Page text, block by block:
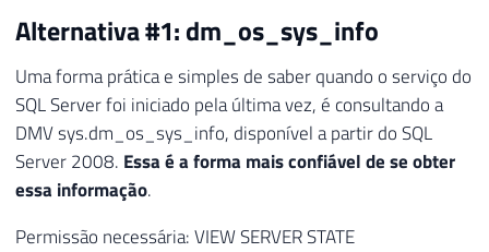
Alternativa #1: dm_os_sys_info
Uma forma prática e simples de saber quando o serviço do
SQL Server foi iniciado pela última vez, é consultando a
DMV sys.dm_os_sys_info, disponível a partir do SQL
Server 2008. Essa é a forma mais confiável de se obter
essa informação.
Permissão necessária: VIEW SERVER STATE